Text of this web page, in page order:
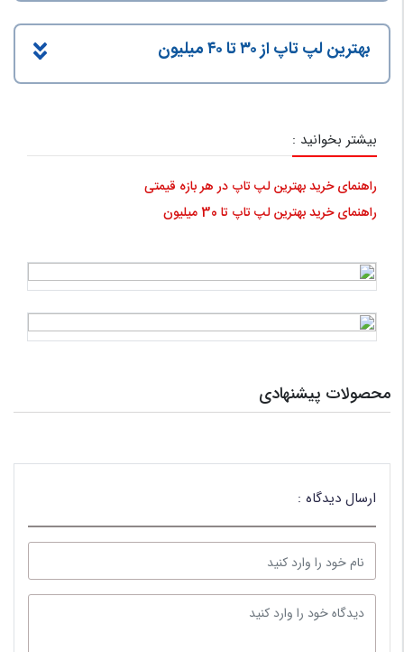
بهترین لپ تاپ از ۳۰ تا ۴۰ میلیون
بیشتر بخوانید :
راهنمای خرید بهترین لپ تاپ در هر بازه قیمتی
راهنمای خرید بهترین لپ تاپ تا 30 میلیون
محصولات پیشنهادی
ارسال دیدگاه :